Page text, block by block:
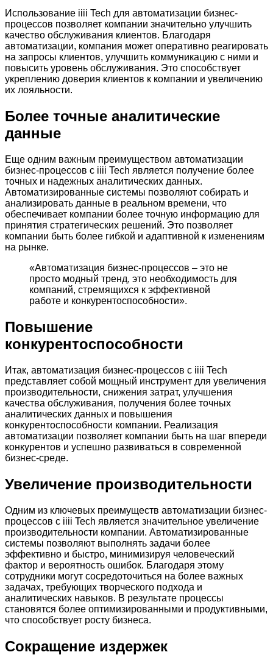
Использование iiii Tech для автоматизации бизнес-
процессов позволяет компании значительно улучшить
качество обслуживания клиентов. Благодаря
автоматизации, компания может оперативно реагировать
на запросы клиентов, улучшить коммуникацию с ними и
повысить уровень обслуживания. Это способствует
укреплению доверия клиентов к компании и увеличению
их лояльности.
Более точные аналитические
данные
Еще одним важным преимуществом автоматизации
бизнес-процессов с iiii Tech является получение более
точных и надежных аналитических данных.
Автоматизированные системы позволяют собирать и
анализировать данные в реальном времени, что
обеспечивает компании более точную информацию для
принятия стратегических решений. Это позволяет
компании быть более гибкой и адаптивной к изменениям
на рынке.
«Автоматизация бизнес-процессов – это не
просто модный тренд, это необходимость для
компаний, стремящихся к эффективной
работе и конкурентоспособности».
Повышение
конкурентоспособности
Итак, автоматизация бизнес-процессов с iiii Tech
представляет собой мощный инструмент для увеличения
производительности, снижения затрат, улучшения
качества обслуживания, получения более точных
аналитических данных и повышения
конкурентоспособности компании. Реализация
автоматизации позволяет компании быть на шаг впереди
конкурентов и успешно развиваться в современной
бизнес-среде.
Увеличение производительности
Одним из ключевых преимуществ автоматизации бизнес-
процессов с iiii Tech является значительное увеличение
производительности компании. Автоматизированные
системы позволяют выполнять задачи более
эффективно и быстро, минимизируя человеческий
фактор и вероятность ошибок. Благодаря этому
сотрудники могут сосредоточиться на более важных
задачах, требующих творческого подхода и
аналитических навыков. В результате процессы
становятся более оптимизированными и продуктивными,
что способствует росту бизнеса.
Сокращение издержек